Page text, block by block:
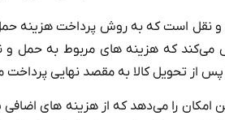
نقل است که به روش پرداخت هزینه حمل
که هزینه‌ های مربوط به حمل و
پس از تحویل کالا به مقصد نهایی پرداخت
را می‌دهد که از هزینه‌ های اضافی